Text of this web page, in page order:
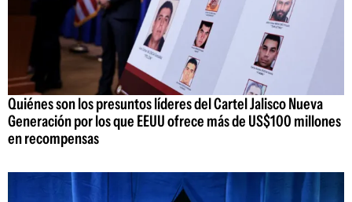
Quiénes son los presuntos líderes del Cartel Jalisco Nueva
Generación por los que EEUU ofrece más de US$100 millones
en recompensas